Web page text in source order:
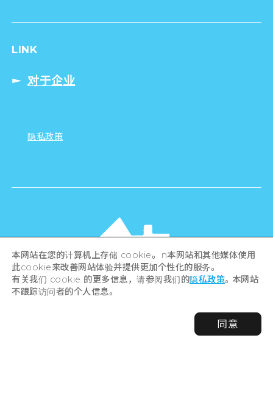
LINK
对于企业
隐私政策
©Hiroshima Tourism Association /
Hiroshima Prefecture / Hiroshima City .
本网站在您的计算机上存储 cookie。 n本网站和其他媒体使用
此cookie来改善网站体验并提供更加个性化的服务。
有关我们 cookie 的更多信息，请参阅我们的隐私政策。本网站
不跟踪访问者的个人信息。
同意